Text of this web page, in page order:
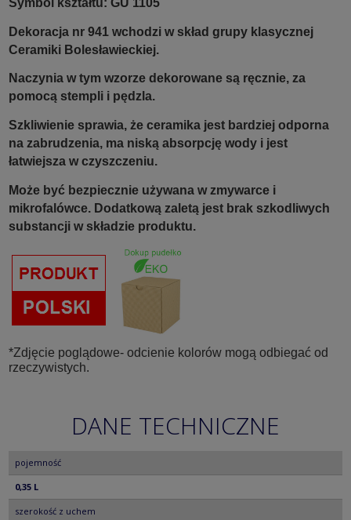
Symbol kształtu: GU 1105
Dekoracja nr 941 wchodzi w skład grupy klasycznej
Ceramiki Bolesławieckiej.
Naczynia w tym wzorze dekorowane są ręcznie, za
pomocą stempli i pędzla.
Szkliwienie sprawia, że ceramika jest bardziej odporna
na zabrudzenia, ma niską absorpcję wody i jest
łatwiejsza w czyszczeniu.
Może być bezpiecznie używana w zmywarce i
mikrofalówce. Dodatkową zaletą jest brak szkodliwych
substancji w składzie produktu.
*Zdjęcie poglądowe- odcienie kolorów mogą odbiegać od
rzeczywistych.
DANE TECHNICZNE
pojemność
0,35 L
szerokość z uchem